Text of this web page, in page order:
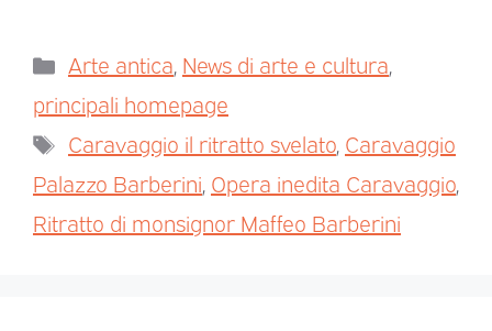
Arte antica News di arte e cultura
principali homepage
Caravaggio il ritratto svelato Caravaggio
Palazzo Barberini Opera inedita Caravaggio
Ritratto di monsignor Maffeo Barberini